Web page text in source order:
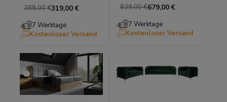
319,00 €
389,00 €
7 Werktage
Kostenloser Versand
Matratze und Topper), mit
zwei Bettkästen,
kontinentales Bett
679,00 €
839,00 €
7 Werktage
Kostenloser Versand